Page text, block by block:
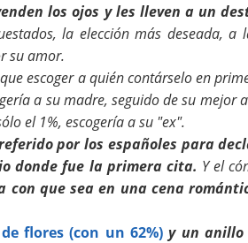
los ojos y les lleven a un
la elección más deseada,
su amor.
escoger a quién contárselo en
a su madre, seguido de su mejor
el 1%, escogería a su "ex".
por los españoles para
donde fue la primera cita. Y el
con que sea en una cena
flores (con un 62%)y un anillo